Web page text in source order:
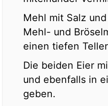
Mehl mit Salz
Mehl- und
einen tiefen
Die beiden Eier
und ebenfalls in
geben.